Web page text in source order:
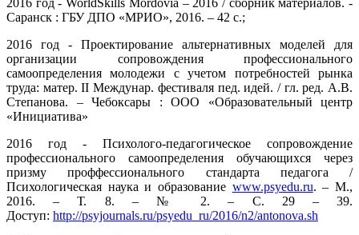
2016 год - WorldSkills Mordovia – 2016 / сборник материалов. -
Саранск : ГБУ ДПО «МРИО», 2016. – 42 с.;
2016 год - Проектирование альтернативных моделей для
организации сопровождения профессионального
самоопределения молодежи с учетом потребностей рынка
труда: матер. II Междунар. фестиваля пед. идей. / гл. ред. А.В.
Степанова. – Чебоксары : ООО «Образовательный центр
«Инициатива»
2016 год - Психолого-педагогическое сопровождение
профессионального самоопределения обучающихся через
призму проффессионального стандарта педагога /
Психологическая наука и образование www.psyedu.ru. – М.,
2016. – Т. 8. – № 2. – С. 29 – 39.
Доступ: http://psyjournals.ru/psyedu_ru/2016/n2/antonova.sh